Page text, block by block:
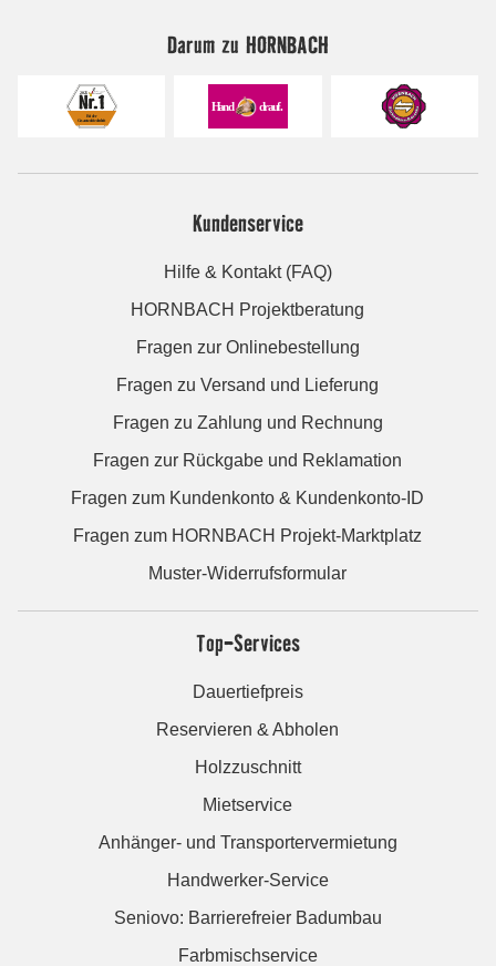
Darum zu HORNBACH
Kundenservice
Hilfe & Kontakt (FAQ)
HORNBACH Projektberatung
Fragen zur Onlinebestellung
Fragen zu Versand und Lieferung
Fragen zu Zahlung und Rechnung
Fragen zur Rückgabe und Reklamation
Fragen zum Kundenkonto & Kundenkonto-ID
Fragen zum HORNBACH Projekt-Marktplatz
Muster-Widerrufsformular
Top-Services
Dauertiefpreis
Reservieren & Abholen
Holzzuschnitt
Mietservice
Anhänger- und Transportervermietung
Handwerker-Service
Seniovo: Barrierefreier Badumbau
Farbmischservice